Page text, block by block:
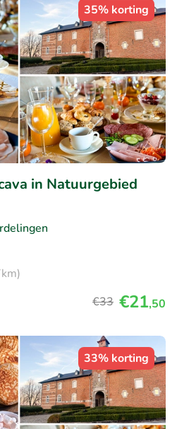
35% korting
in Natuurgebied
€33 €21,50
33% korting